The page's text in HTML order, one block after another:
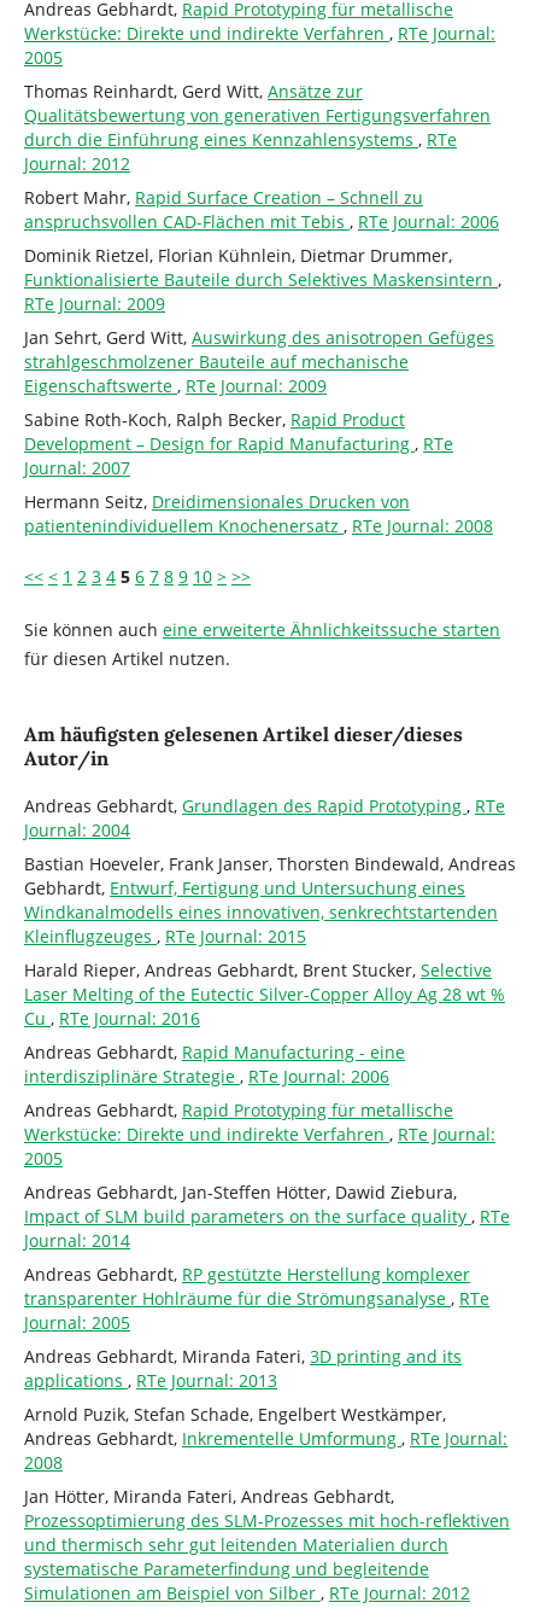
Andreas Gebhardt, Rapid Prototyping für metallische
Werkstücke: Direkte und indirekte Verfahren , RTe Journal:
2005
Thomas Reinhardt, Gerd Witt, Ansätze zur
Qualitätsbewertung von generativen Fertigungsverfahren
durch die Einführung eines Kennzahlensystems , RTe
Journal: 2012
Robert Mahr, Rapid Surface Creation – Schnell zu
anspruchsvollen CAD-Flächen mit Tebis , RTe Journal: 2006
Dominik Rietzel, Florian Kühnlein, Dietmar Drummer,
Funktionalisierte Bauteile durch Selektives Maskensintern ,
RTe Journal: 2009
Jan Sehrt, Gerd Witt, Auswirkung des anisotropen Gefüges
strahlgeschmolzener Bauteile auf mechanische
Eigenschaftswerte , RTe Journal: 2009
Sabine Roth-Koch, Ralph Becker, Rapid Product
Development – Design for Rapid Manufacturing , RTe
Journal: 2007
Hermann Seitz, Dreidimensionales Drucken von
patientenindividuellem Knochenersatz , RTe Journal: 2008
<< < 1 2 3 4 5 6 7 8 9 10 > >>
Sie können auch eine erweiterte Ähnlichkeitssuche starten
für diesen Artikel nutzen.
Am häufigsten gelesenen Artikel dieser/dieses
Autor/in
Andreas Gebhardt, Grundlagen des Rapid Prototyping , RTe
Journal: 2004
Bastian Hoeveler, Frank Janser, Thorsten Bindewald, Andreas
Gebhardt, Entwurf, Fertigung und Untersuchung eines
Windkanalmodells eines innovativen, senkrechtstartenden
Kleinflugzeuges , RTe Journal: 2015
Harald Rieper, Andreas Gebhardt, Brent Stucker, Selective
Laser Melting of the Eutectic Silver-Copper Alloy Ag 28 wt %
Cu , RTe Journal: 2016
Andreas Gebhardt, Rapid Manufacturing - eine
interdisziplinäre Strategie , RTe Journal: 2006
Andreas Gebhardt, Rapid Prototyping für metallische
Werkstücke: Direkte und indirekte Verfahren , RTe Journal:
2005
Andreas Gebhardt, Jan-Steffen Hötter, Dawid Ziebura,
Impact of SLM build parameters on the surface quality , RTe
Journal: 2014
Andreas Gebhardt, RP gestützte Herstellung komplexer
transparenter Hohlräume für die Strömungsanalyse , RTe
Journal: 2005
Andreas Gebhardt, Miranda Fateri, 3D printing and its
applications , RTe Journal: 2013
Arnold Puzik, Stefan Schade, Engelbert Westkämper,
Andreas Gebhardt, Inkrementelle Umformung , RTe Journal:
2008
Jan Hötter, Miranda Fateri, Andreas Gebhardt,
Prozessoptimierung des SLM-Prozesses mit hoch-reflektiven
und thermisch sehr gut leitenden Materialien durch
systematische Parameterfindung und begleitende
Simulationen am Beispiel von Silber , RTe Journal: 2012